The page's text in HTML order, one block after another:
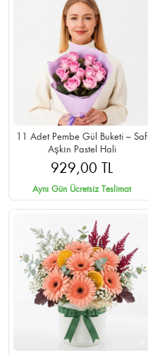
11 Adet Pembe Gül Buketi – Saf
Aşkın Pastel Hali
929,00 TL
Aynı Gün Ücretsiz Teslimat